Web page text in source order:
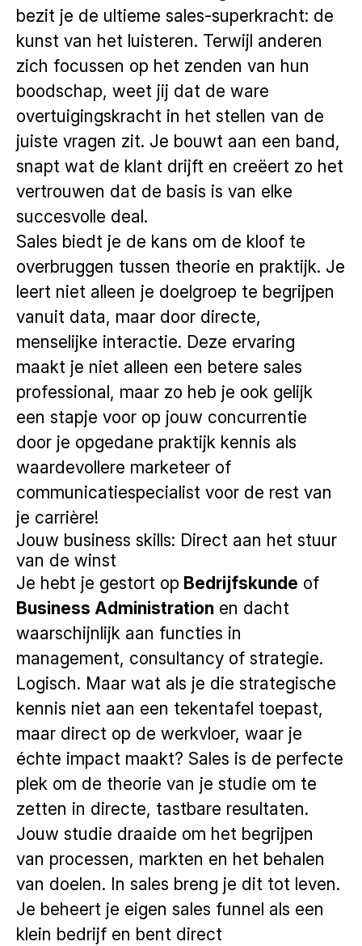
bezit je de ultieme sales-superkracht: de
kunst van het luisteren. Terwijl anderen
zich focussen op het zenden van hun
boodschap, weet jij dat de ware
overtuigingskracht in het stellen van de
juiste vragen zit. Je bouwt aan een band,
snapt wat de klant drijft en creëert zo het
vertrouwen dat de basis is van elke
succesvolle deal.
Sales biedt je de kans om de kloof te
overbruggen tussen theorie en praktijk. Je
leert niet alleen je doelgroep te begrijpen
vanuit data, maar door directe,
menselijke interactie. Deze ervaring
maakt je niet alleen een betere sales
professional, maar zo heb je ook gelijk
een stapje voor op jouw concurrentie
door je opgedane praktijk kennis als
waardevollere marketeer of
communicatiespecialist voor de rest van
je carrière!
Jouw business skills: Direct aan het stuur
van de winst
Je hebt je gestort op Bedrijfskunde of
Business Administration en dacht
waarschijnlijk aan functies in
management, consultancy of strategie.
Logisch. Maar wat als je die strategische
kennis niet aan een tekentafel toepast,
maar direct op de werkvloer, waar je
échte impact maakt? Sales is de perfecte
plek om de theorie van je studie om te
zetten in directe, tastbare resultaten.
Jouw studie draaide om het begrijpen
van processen, markten en het behalen
van doelen. In sales breng je dit tot leven.
Je beheert je eigen sales funnel als een
klein bedrijf en bent direct